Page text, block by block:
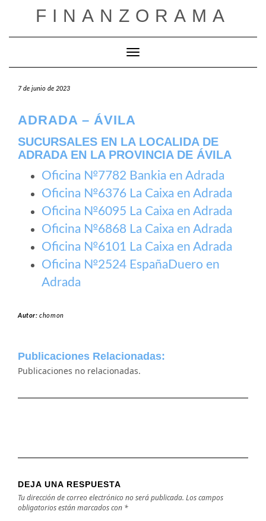
FINANZORAMA
Cambiar modo de navegación
7 de junio de 2023
ADRADA – ÁVILA
SUCURSALES EN LA LOCALIDA DE
ADRADA EN LA PROVINCIA DE ÁVILA
Oficina №7782 Bankia en Adrada
Oficina №6376 La Caixa en Adrada
Oficina №6095 La Caixa en Adrada
Oficina №6868 La Caixa en Adrada
Oficina №6101 La Caixa en Adrada
Oficina №2524 EspañaDuero en
Adrada
Autor:chomon
Publicaciones Relacionadas:
Publicaciones no relacionadas.
DEJA UNA RESPUESTA
Tu dirección de correo electrónico no será publicada. Los campos
obligatorios están marcados con *